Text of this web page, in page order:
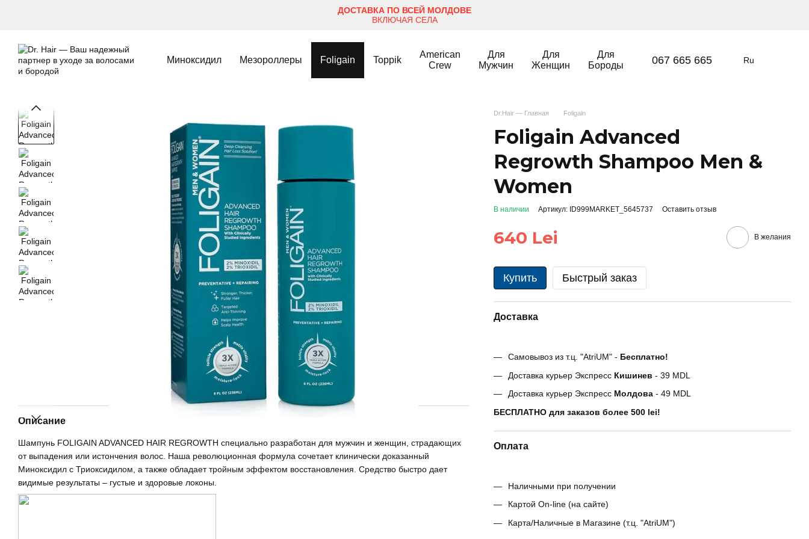
ДОСТАВКА ПО ВСЕЙ МОЛДОВЕ
ВКЛЮЧАЯ СЕЛА
Миноксидил Мезороллеры Foligain Toppik
American
Crew
Для
Мужчин
Для
Женщин
Для
Бороды
067 665 665 Ru
Описание
Шампунь FOLIGAIN ADVANCED HAIR REGROWTH специально разработан для мужчин и женщин, страдающих
от выпадения или истончения волос. Наша революционная формула сочетает клинически доказанный
Миноксидил с Триоксидилом, а также обладает тройным эффектом восстановления. Средство быстро дает
видимые результаты – густые и здоровые локоны.
Dr.Hair — Главная Foligain
Fоligain Advanced
Regrowth Shampoo Men &
Women
В наличии Артикул: ID999MARKET_5645737 Оставить отзыв
640 Lei В желания
Купить Быстрый заказ
Доставка
Самовывоз из т.ц. "AtriUM" - Бесплатно!
Доставка курьер Экспресс Кишинев - 39 MDL
Доставка курьер Экспресс Молдова - 49 MDL
БЕСПЛАТНО для заказов более 500 lei!
Оплата
Наличными при получении
Картой On-line (на сайте)
Карта/Наличные в Магазине (т.ц. "AtriUM")